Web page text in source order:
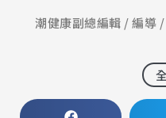
潮健康副總編輯 / 編導